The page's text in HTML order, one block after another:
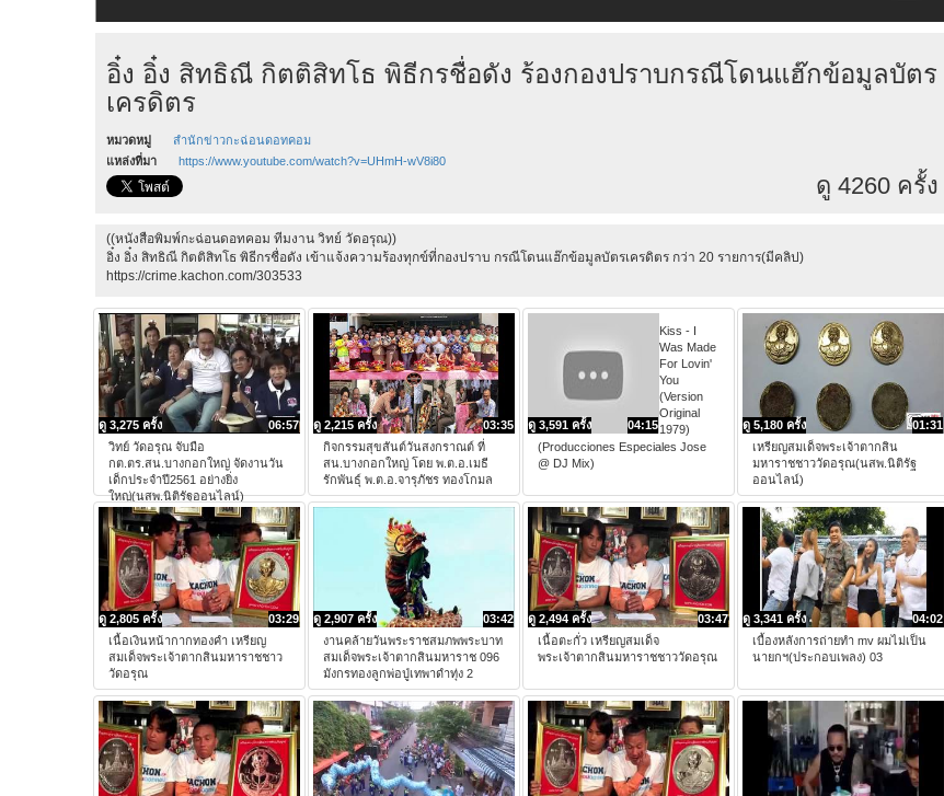
อิ๋ง อิ๋ง สิทธิณี กิตติสิทโธ พิธีกรชื่อดัง ร้องกองปราบกรณีโดนแฮ๊กข้อมูลบัตร
เครดิตร
หมวดหมู่
สำนักข่าวกะฉ่อนดอทคอม
แหล่งที่มา
https://www.youtube.com/watch?v=UHmH-wV8i80
ดู 4260 ครั้ง
((หนังสือพิมพ์กะฉ่อนดอทคอม ทีมงาน วิทย์ วัดอรุณ))
อิ๋ง อิ๋ง สิทธิณี กิตติสิทโธ พิธีกรชื่อดัง เข้าแจ้งความร้องทุกข์ที่กองปราบ กรณีโดนแฮ๊กข้อมูลบัตรเครดิตร กว่า 20 รายการ(มีคลิป)
https://crime.kachon.com/303533
06:57
ดู 3,275 ครั้ง
วิทย์ วัดอรุณ จับมือ
กต.ตร.สน.บางกอกใหญ่ จัดงานวัน
เด็กประจำปี2561 อย่างยิ่ง
ใหญ่(นสพ.นิติรัฐออนไลน์)
03:35
ดู 2,215 ครั้ง
กิจกรรมสุขสันต์วันสงกราณต์ ที่
สน.บางกอกใหญ่ โดย พ.ต.อ.เมธี
รักพันธุ์ พ.ต.อ.จารุภัชร ทองโกมล
04:15
ดู 3,591 ครั้ง
Kiss - I
Was Made
For Lovin'
You
(Version
Original
1979)
(Producciones Especiales Jose
@ DJ Mix)
01:31
ดู 5,180 ครั้ง
เหรียญสมเด็จพระเจ้าตากสิน
มหาราชชาววัดอรุณ(นสพ.นิติรัฐ
ออนไลน์)
03:29
ดู 2,805 ครั้ง
เนื้อเงินหน้ากากทองคำ เหรียญ
สมเด็จพระเจ้าตากสินมหาราชชาว
วัดอรุณ
03:42
ดู 2,907 ครั้ง
งานคล้ายวันพระราชสมภพพระบาท
สมเด็จพระเจ้าตากสินมหาราช 096
มังกรทองลูกพ่อปู่เทพาดำทุ่ง 2
03:47
ดู 2,494 ครั้ง
เนื้อตะกั่ว เหรียญสมเด็จ
พระเจ้าตากสินมหาราชชาววัดอรุณ
04:02
ดู 3,341 ครั้ง
เบื้องหลังการถ่ายทำ mv ผมไม่เป็น
นายกฯ(ประกอบเพลง) 03